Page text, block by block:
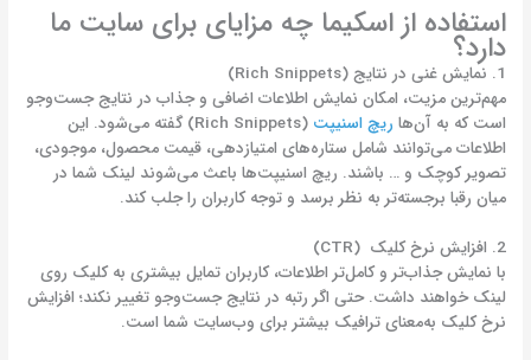
استفاده از اسکیما چه مزایای برای سایت ما
دارد؟
1. نمایش غنی در نتایج (Rich Snippets)
مهم‌ترین مزیت، امکان نمایش اطلاعات اضافی و جذاب در نتایج جست‌وجو
است که به آن‌ها ریچ اسنیپت
(Rich Snippets) گفته می‌شود. این
اطلاعات می‌توانند شامل ستاره‌های امتیازدهی، قیمت محصول، موجودی،
تصویر کوچک و … باشند. ریچ اسنیپت‌ها باعث می‌شوند لینک شما در
میان رقبا برجسته‌تر به نظر برسد و توجه کاربران را جلب کند.
2. افزایش نرخ کلیک (CTR)
با نمایش جذاب‌تر و کامل‌تر اطلاعات، کاربران تمایل بیشتری به کلیک روی
لینک خواهند داشت. حتی اگر رتبه در نتایج جست‌وجو تغییر نکند؛ افزایش
نرخ کلیک به‌معنای ترافیک بیشتر برای وب‌سایت شما است.